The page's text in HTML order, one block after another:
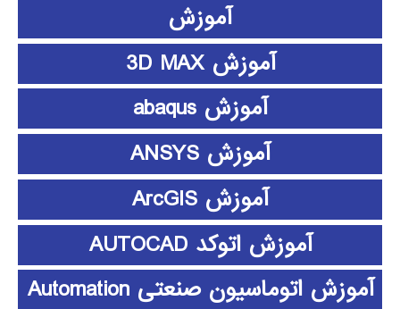
آموزش
آموزش 3D MAX
آموزش abaqus
آموزش ANSYS
آموزش ArcGIS
آموزش اتوکد AUTOCAD
آموزش اتوماسیون صنعتی Automation